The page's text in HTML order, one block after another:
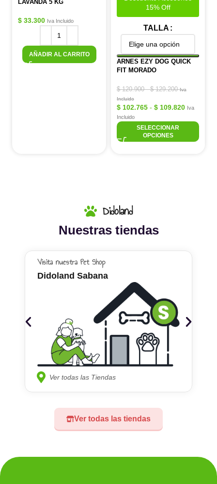
LAVANDA 5 KG
$ 33.300 Iva Incluido
AÑADIR AL CARRITO
15% Off
TALLA
ARNES EZY DOG QUICK
FIT MORADO
$120.900 - $129.200 Iva
Incluido
$ 102.765 - $ 109.820 Iva
Incluido
SELECCIONAR
OPCIONES
Didoland
Nuestras tiendas
Ver todas las tiendas
Visita nuestra Pet Shop
Didoland Sabana
Ver todas las Tiendas